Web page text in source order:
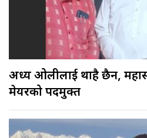
अध्यक्ष ओलीलाई थाहै छैन,
मेयरको पदमुक्त